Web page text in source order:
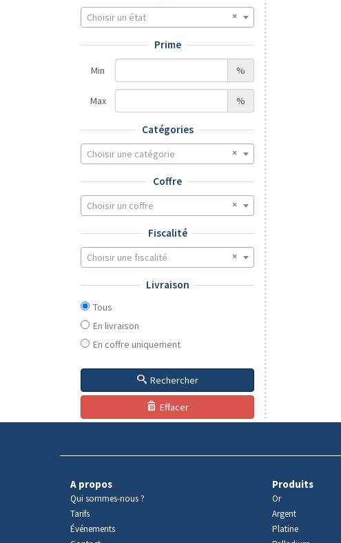
Choisir un état
Prime
Min %
Max %
Catégories
Choisir une catégorie
Coffre
Choisir un coffre
Fiscalité
Choisir une fiscalité
Livraison
Tous
En livraison
En coffre uniquement
Rechercher
Effacer
A propos
Qui sommes-nous ?
Tarifs
Événements
Produits
Or
Argent
Platine